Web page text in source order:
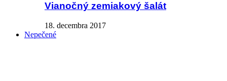
Vianočný zemiakový šalát
18. decembra 2017
Nepečené